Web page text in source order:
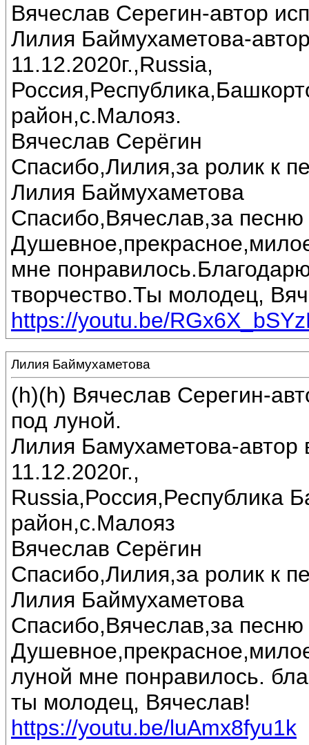
Вячеслав Серегин-автор
Лилия Баймухаметова-
11.12.2020г.,Russia,
район,с.Малояз.
Вячеслав Серёгин
Спасибо,Лилия,за ролик к
Лилия Баймухаметова
Спасибо,Вячеслав,за песню
мне
творчество.Ты молодец,
https://youtu.be/
Лилия Баймухаметова
(h)(h) Вячеслав Серегин-
под луной.
Лилия Бамухаметова-автор
11.12.2020г.,
Russia,Россия,Республика
район,с.Малояз
Вячеслав Серёгин
Спасибо,Лилия,за ролик к
Лилия Баймухаметова
Спасибо,Вячеслав,за песню
луной мне понравилось.
ты молодец, Вячеслав!
https://youtu.be/luAmx8fyu1k